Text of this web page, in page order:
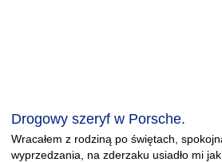
Drogowy szeryf w Porsche.
Wracałem z rodziną po świętach,
wyprzedzania, na zderzaku usiadło mi